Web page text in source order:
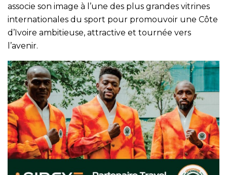
associe son image à l’une des plus grandes vitrines
internationales du sport pour promouvoir une Côte
d’Ivoire ambitieuse, attractive et tournée vers
l’avenir.